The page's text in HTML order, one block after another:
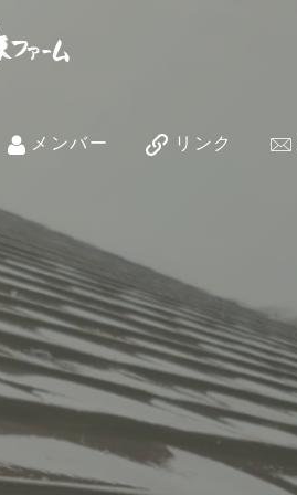
メンバー
member リンク
link